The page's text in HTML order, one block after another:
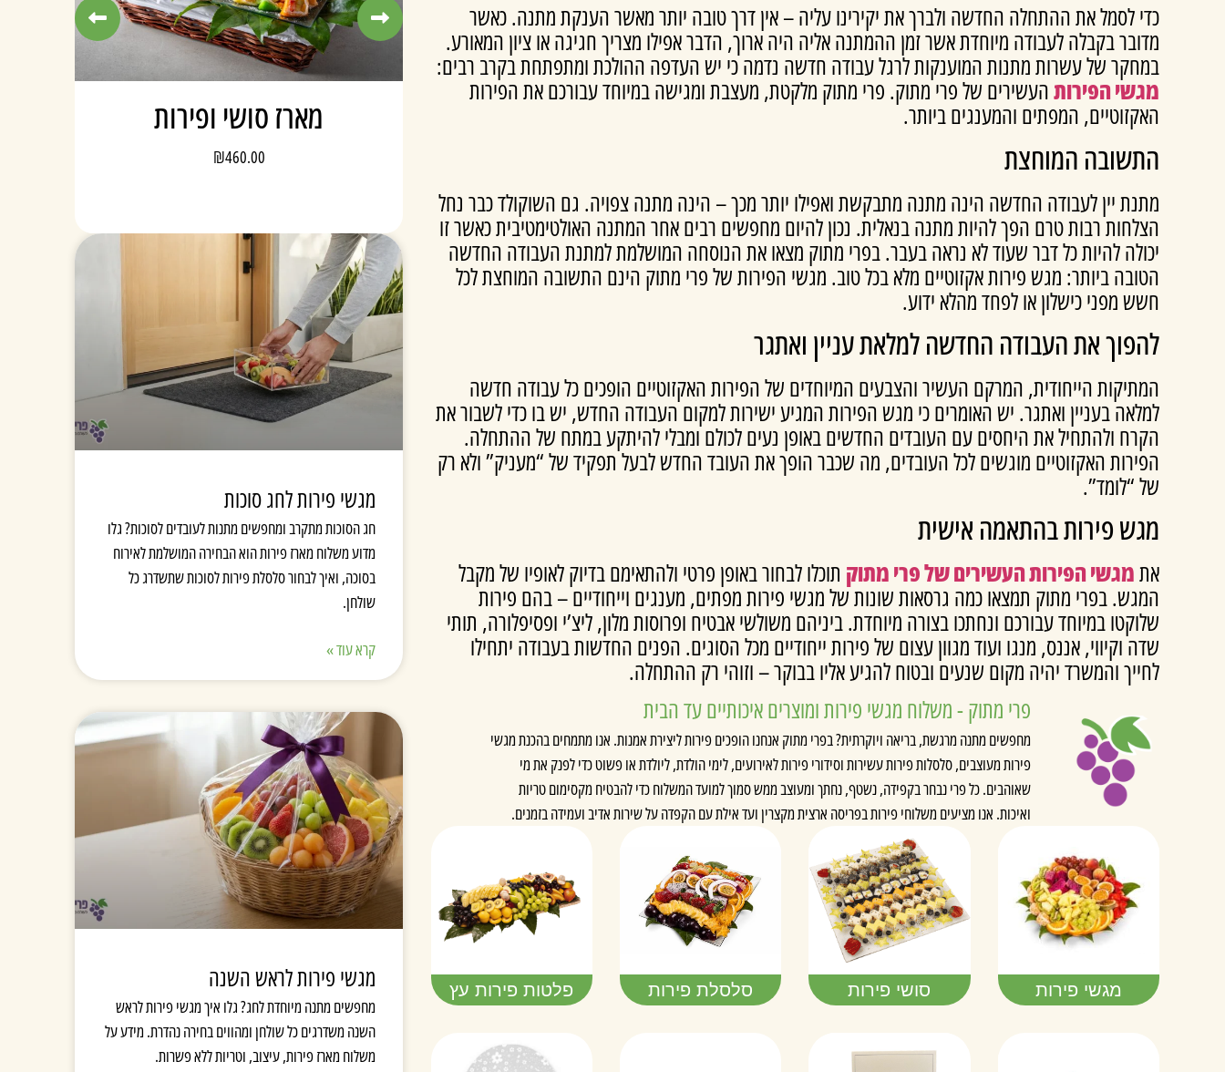
כדי לסמל את ההתחלה החדשה ולברך את יקירינו עליה – אין דרך טובה יותר מאשר הענקת מתנה. כאשר
מדובר בקבלה לעבודה מיוחדת אשר זמן ההמתנה אליה היה ארוך, הדבר אפילו מצריך חגיגה או ציון המאורע.
במחקר של עשרות מתנות המוענקות לרגל עבודה חדשה נדמה כי יש העדפה ההולכת ומתפתחת בקרב רבים:
מגשי הפירותהעשירים של פרי מתוק. פרי מתוק מלקטת, מעצבת ומגישה במיוחד עבורכם את הפירות
האקזוטיים, המפתים והמענגים ביותר.
התשובה המוחצת
מתנת יין לעבודה החדשה הינה מתנה מתבקשת ואפילו יותר מכך – הינה מתנה צפויה. גם השוקולד כבר נחל
הצלחות רבות טרם הפך להיות מתנה בנאלית. נכון להיום מחפשים רבים אחר המתנה האולטימטיבית כאשר זו
יכולה להיות כל דבר שעוד לא נראה בעבר. בפרי מתוק מצאו את הנוסחה המושלמת למתנת העבודה החדשה
הטובה ביותר: מגש פירות אקזוטיים מלא בכל טוב. מגשי הפירות של פרי מתוק הינם התשובה המוחצת לכל
חשש מפני כישלון או לפחד מהלא ידוע.
להפוך את העבודה החדשה למלאת עניין ואתגר
המתיקות הייחודית, המרקם העשיר והצבעים המיוחדים של הפירות האקזוטיים הופכים כל עבודה חדשה
למלאה בעניין ואתגר. יש האומרים כי מגש הפירות המגיע ישירות למקום העבודה החדש, יש בו כדי לשבור את
הקרח ולהתחיל את היחסים עם העובדים החדשים באופן נעים לכולם ומבלי להיתקע במתח של ההתחלה.
הפירות האקזוטיים מוגשים לכל העובדים, מה שכבר הופך את העובד החדש לבעל תפקיד של “מעניק” ולא רק
של “לומד”.
מגש פירות בהתאמה אישית
אתמגשי הפירות העשירים של פרי מתוק תוכלו לבחור באופן פרטי ולהתאימם בדיוק לאופיו של מקבל
המגש. בפרי מתוק תמצאו כמה גרסאות שונות של מגשי פירות מפתים, מענגים וייחודיים – בהם פירות
שלוקטו במיוחד עבורכם ונחתכו בצורה מיוחדת. ביניהם משולשי אבטיח ופרוסות מלון, ליצ’י ופסיפלורה, תותי
שדה וקיווי, אננס, מנגו ועוד מגוון עצום של פירות ייחודיים מכל הסוגים. הפנים החדשות בעבודה יתחילו
לחייך והמשרד יהיה מקום שנעים ובטוח להגיע אליו בבוקר – וזוהי רק ההתחלה.
פרי מתוק - משלוח מגשי פירות ומוצרים איכותיים עד הבית
מחפשים מתנה מרגשת, בריאה ויוקרתית? בפרי מתוק אנחנו הופכים פירות ליצירת אמנות. אנו מתמחים בהכנת מגשי
פירות מעוצבים, סלסלות פירות עשירות וסידורי פירות לאירועים, לימי הולדת, ליולדת או פשוט כדי לפנק את מי
שאוהבים. כל פרי נבחר בקפידה, נשטף, נחתך ומעוצב ממש סמוך למועד המשלוח כדי להבטיח מקסימום טריות
ואיכות. אנו מציעים משלוחי פירות בפריסה ארצית מקצרין ועד אילת עם הקפדה על שירות אדיב ועמידה בזמנים.
מגשי פירות סושי פירות סלסלת פירות פלטות פירות עץ
ויין מתוק בעיגול + עוגת פס מתוק ליולדת (בן ובת)
מגשי פירות לחג סוכות
חג הסוכות מתקרב ומחפשים מתנות לעובדים לסוכות? גלו
מדוע משלוח מארז פירות הוא הבחירה המושלמת לאירוח
בסוכה, ואיך לבחור סלסלת פירות לסוכות שתשדרג כל
שולחן.
קרא עוד »
מגשי פירות לראש השנה
מחפשים מתנה מיוחדת לחג? גלו איך מגשי פירות לראש
השנה משדרגים כל שולחן ומהווים בחירה נהדרת. מידע על
משלוח מארז פירות, עיצוב, וטריות ללא פשרות.